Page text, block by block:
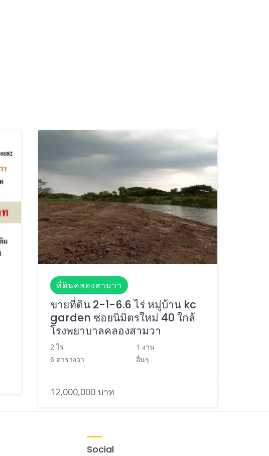
ที่ดินคลองสามวา
ขายที่ดิน 2-1-6.6 ไร่ หมู่บ้าน kc
garden ซอยนิมิตรใหม่ 40 ใกล้
โรงพยาบาลคลองสามวา
2 ไร่
1 งาน
6 ตารางวา
อื่นๆ
12,000,000 บาท
Social